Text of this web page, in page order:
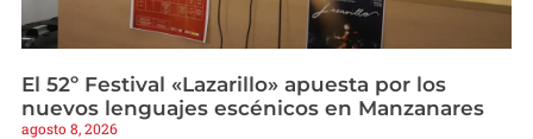
El 52º Festival «Lazarillo» apuesta por los
nuevos lenguajes escénicos en Manzanares
agosto 8, 2026